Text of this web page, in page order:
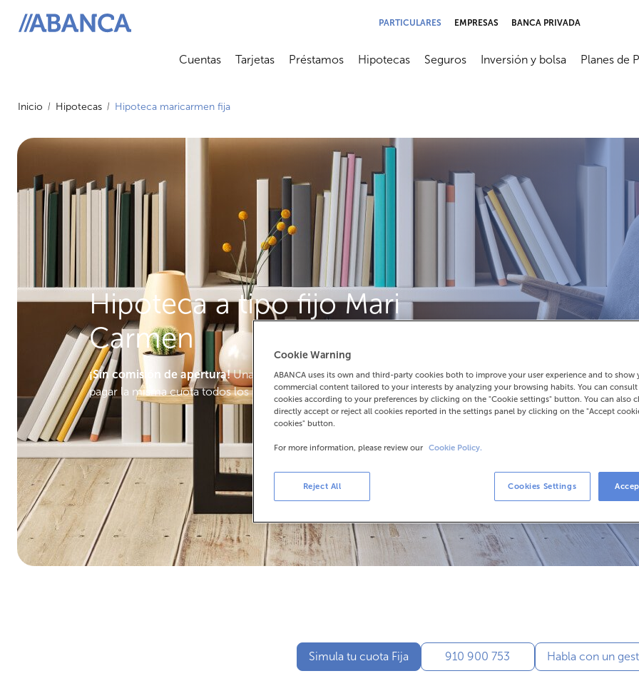
ABANCA
PARTICULARES EMPRESAS BANCA PRIVADA
Cuentas
Abrir submenú
Tarjetas
Abrir submenú
Préstamos
Abrir submenú
Hipotecas
Abrir submenú
Seguros
Abrir submenú
Inversión y bolsa
Abrir
Planes de
Inicio Hipotecas Hipoteca maricarmen fija
Hipoteca a tipo fijo Mari
Carmen
¡Sin comisión de apertura!Una hipoteca fija para tener la tranquilidad de
pagar la misma cuota todos los meses. ¡Hasta en 30 años!
Simula tu cuota Fija 910 900 753 Habla con un
Cookie Warning
ABANCA uses its own and third-party cookies both to improve your user experience and to show
commercial content tailored to your interests by analyzing your browsing habits. You can
cookies according to your preferences by clicking on the "Cookie settings" button. You can also
directly accept or reject all cookies reported in the settings panel by clicking on the "Accept
cookies" button.
For more information, please review our Cookie Policy.
Reject All Cookies Settings